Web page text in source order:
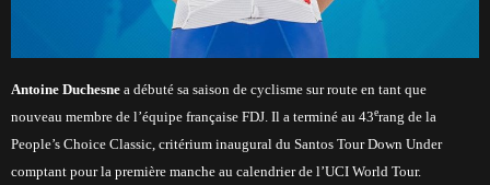
Antoine Duchesne a débuté sa saison de cyclisme sur route en tant que
nouveau membre de l’équipe française FDJ. Il a terminé au 43erang de la
People’s Choice Classic, critérium inaugural du Santos Tour Down Under
comptant pour la première manche au calendrier de l’UCI World Tour.